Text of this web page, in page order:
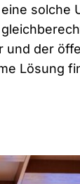
solche
und der
Lösung